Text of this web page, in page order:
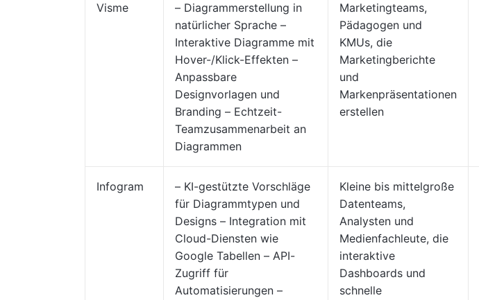
Visme
– Diagrammerstellung in
natürlicher Sprache –
Interaktive Diagramme mit
Hover-/Klick-Effekten –
Anpassbare
Designvorlagen und
Branding – Echtzeit-
Teamzusammenarbeit an
Diagrammen
Marketingteams,
Pädagogen und
KMUs, die
Marketingberichte
und
Markenpräsentationen
erstellen
Infogram
– KI-gestützte Vorschläge
für Diagrammtypen und
Designs – Integration mit
Cloud-Diensten wie
Google Tabellen – API-
Zugriff für
Automatisierungen –
Kleine bis mittelgroße
Datenteams,
Analysten und
Medienfachleute, die
interaktive
Dashboards und
schnelle